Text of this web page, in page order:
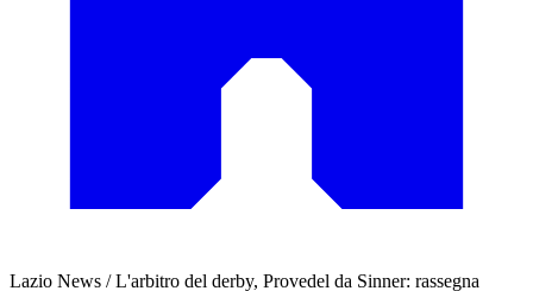
Lazio News / L'arbitro del derby, Provedel da Sinner: rassegna